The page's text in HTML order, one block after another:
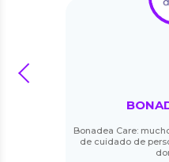
Bonadea Care:
de cuidado de
prev